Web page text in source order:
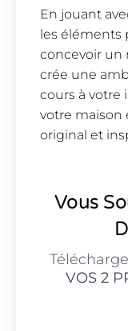
En jouant
les éléments
concevoir un
crée une
cours à votre
votre maison
original et
Vous
VOS 2